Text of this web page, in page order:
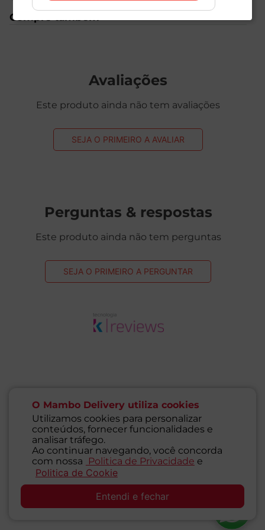
O Mambo Delivery utiliza cookies
Utilizamos cookies para personalizar
conteúdos, fornecer funcionalidades e
analisar tráfego.
Ao continuar navegando, você concorda
com nossa
Politica de Privacidade e
Politica de Cookie
Entendi e fechar
Compre também
Avaliações
Este produto ainda não tem avaliações
SEJA O PRIMEIRO A AVALIAR
Perguntas & respostas
Este produto ainda não tem perguntas
SEJA O PRIMEIRO A PERGUNTAR